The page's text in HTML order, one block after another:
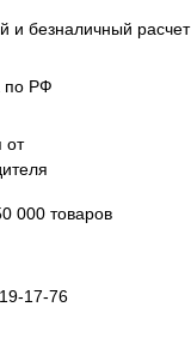
и безналичный расчет
по РФ
от
000 товаров
17-76